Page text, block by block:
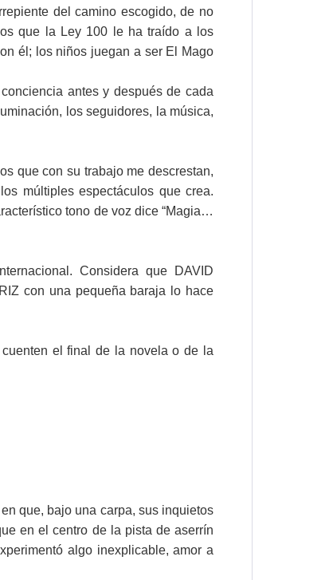
del camino escogido, de no
que la Ley 100 le ha traído a los
él; los niños juegan a ser El Mago
antes y después de cada
los seguidores, la música,
que con su trabajo me descrestan,
múltiples espectáculos que crea.
tono de voz dice “Magia…
Considera que DAVID
con una pequeña baraja lo hace
cuenten el final de la novela o de la
que, bajo una carpa, sus inquietos
en el centro de la pista de aserrín
algo inexplicable, amor a